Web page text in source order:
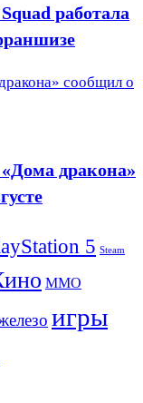
работала
сообщил о
дракона»
5 Steam
ММО
игры